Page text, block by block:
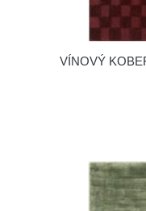
VÍNOVÝ